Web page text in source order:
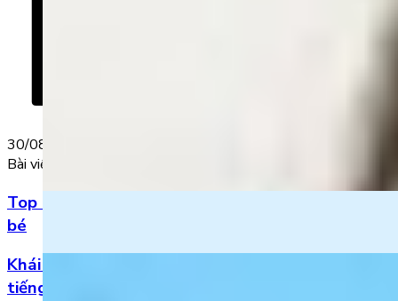
30/08/2022
Bài viết nổi bật
Top 5 bài hát 20/11 hay nhất bằng tiếng Anh cho
bé
Khái niệm, phân loại và vị trí của danh từ trong
tiếng Anh